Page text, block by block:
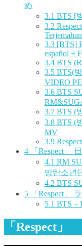
め
3.1 BTS [
3.2
Terjemahan
3.3 [BTS]
español +
3.4 BTS
3.5 BTS(
VIDEO
3.6 BTS
3.7 BTS (
3.8 BTS (
MV
3.9
4 「Respect」
4.1 RM
방탄소년
4.2 BTS
5 「Respect」
5.1 BTS –
「Respect」